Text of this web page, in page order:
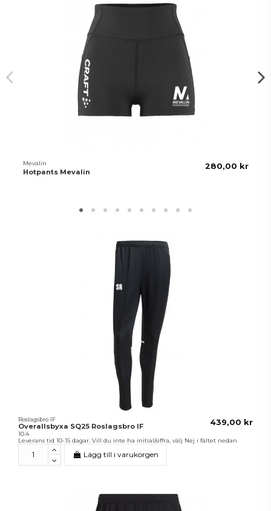
Mevalin
Hotpants Mevalin
280,00 kr
Roslagsbro IF
Overallsbyxa SQ25 Roslagsbro IF
10.4
439,00 kr
Leverans tid 10-15 dagar. Vill du inte ha initial/siffra, välj Nej i fältet nedan
Lägg till i varukorgen